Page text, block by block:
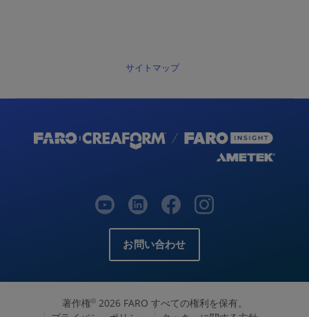
サイトマップ
お問い合わせ
著作権©2026 FARO すべての権利を保有。